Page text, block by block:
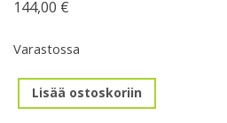
144,00 €
Varastossa
Jarru/vaihdekahva,
Sram
Lisää ostoskoriin